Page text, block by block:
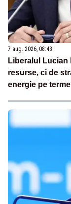
7 aug. 2026, 08:48
Liberalul Lucian
resurse, ci de
energie pe